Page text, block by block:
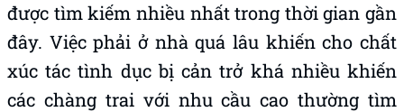
được tìm kiếm nhiều nhất trong thời gian gần
đây. Việc phải ở nhà quá lâu khiến cho chất
xúc tác tình dục bị cản trở khá nhiều khiến
các chàng trai với nhu cầu cao thường tìm